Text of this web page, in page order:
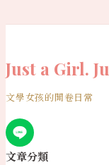
Just a Girl.
文學女孩的開卷日常
文章分類